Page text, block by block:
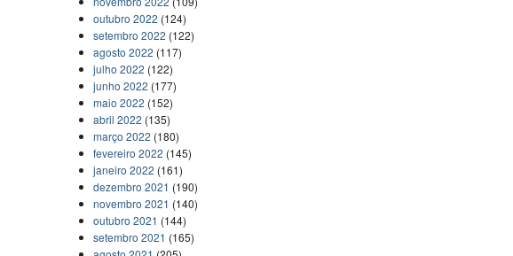
outubro 2022 (124)
setembro 2022 (122)
agosto 2022 (117)
julho 2022 (122)
junho 2022 (177)
maio 2022 (152)
abril 2022 (135)
março 2022 (180)
fevereiro 2022 (145)
janeiro 2022 (161)
dezembro 2021 (190)
novembro 2021 (140)
outubro 2021 (144)
setembro 2021 (165)